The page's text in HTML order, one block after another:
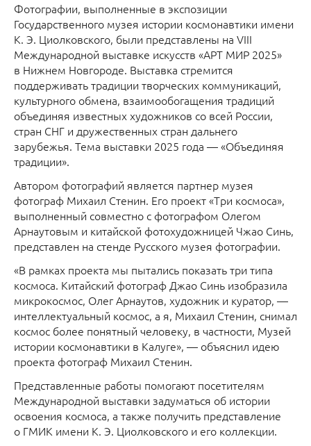
Фотографии, выполненные в экспозиции
Государственного музея истории космонавтики имени
К. Э. Циолковского, были представлены на VIII
Международной выставке искусств «АРТ МИР 2025»
в Нижнем Новгороде. Выставка стремится
поддерживать традиции творческих коммуникаций,
культурного обмена, взаимообогащения традиций
объединяя известных художников со всей России,
стран СНГ и дружественных стран дальнего
зарубежья. Тема выставки 2025 года — «Объединяя
традиции».
Автором фотографий является партнер музея
фотограф Михаил Стенин. Его проект «Три космоса»,
выполненный совместно с фотографом Олегом
Арнаутовым и китайской фотохудожницей Чжао Синь,
представлен на стенде Русского музея фотографии.
«В рамках проекта мы пытались показать три типа
космоса. Китайский фотограф Джао Синь изобразила
микрокосмос, Олег Арнаутов, художник и куратор, —
интеллектуальный космос, а я, Михаил Стенин, снимал
космос более понятный человеку, в частности, Музей
истории космонавтики в Калуге», — объяснил идею
проекта фотограф Михаил Стенин.
Представленные работы помогают посетителям
Международной выставки задуматься об истории
освоения космоса, а также получить представление
о ГМИК имени К. Э. Циолковского и его коллекции.